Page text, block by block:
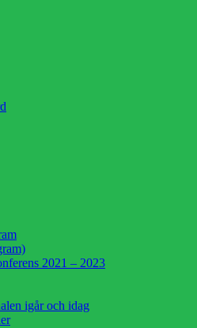
2021 – 2023
igår och idag